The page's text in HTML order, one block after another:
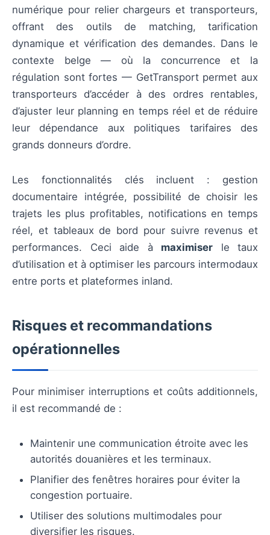
numérique pour relier chargeurs et transporteurs,
offrant des outils de matching, tarification
dynamique et vérification des demandes. Dans le
contexte belge — où la concurrence et la
régulation sont fortes — GetTransport permet aux
transporteurs d’accéder à des ordres rentables,
d’ajuster leur planning en temps réel et de réduire
leur dépendance aux politiques tarifaires des
grands donneurs d’ordre.
Les fonctionnalités clés incluent : gestion
documentaire intégrée, possibilité de choisir les
trajets les plus profitables, notifications en temps
réel, et tableaux de bord pour suivre revenus et
performances. Ceci aide à maximiser le taux
d’utilisation et à optimiser les parcours intermodaux
entre ports et plateformes inland.
Risques et recommandations
opérationnelles
Pour minimiser interruptions et coûts additionnels,
il est recommandé de :
Maintenir une communication étroite avec les
autorités douanières et les terminaux.
Planifier des fenêtres horaires pour éviter la
congestion portuaire.
Utiliser des solutions multimodales pour
diversifier les risques.